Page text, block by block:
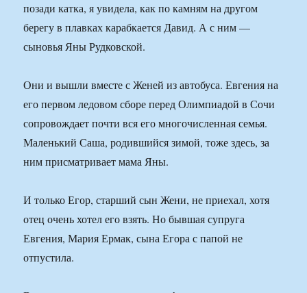
позади катка, я увидела, как по камням на другом
берегу в плавках карабкается Давид. А с ним —
сыновья Яны Рудковской.
Они и вышли вместе с Женей из автобуса. Евгения на
его первом ледовом сборе перед Олимпиадой в Сочи
сопровождает почти вся его многочисленная семья.
Маленький Саша, родившийся зимой, тоже здесь, за
ним присматривает мама Яны.
И только Егор, старший сын Жени, не приехал, хотя
отец очень хотел его взять. Но бывшая супруга
Евгения, Мария Ермак, сына Егора с папой не
отпустила.